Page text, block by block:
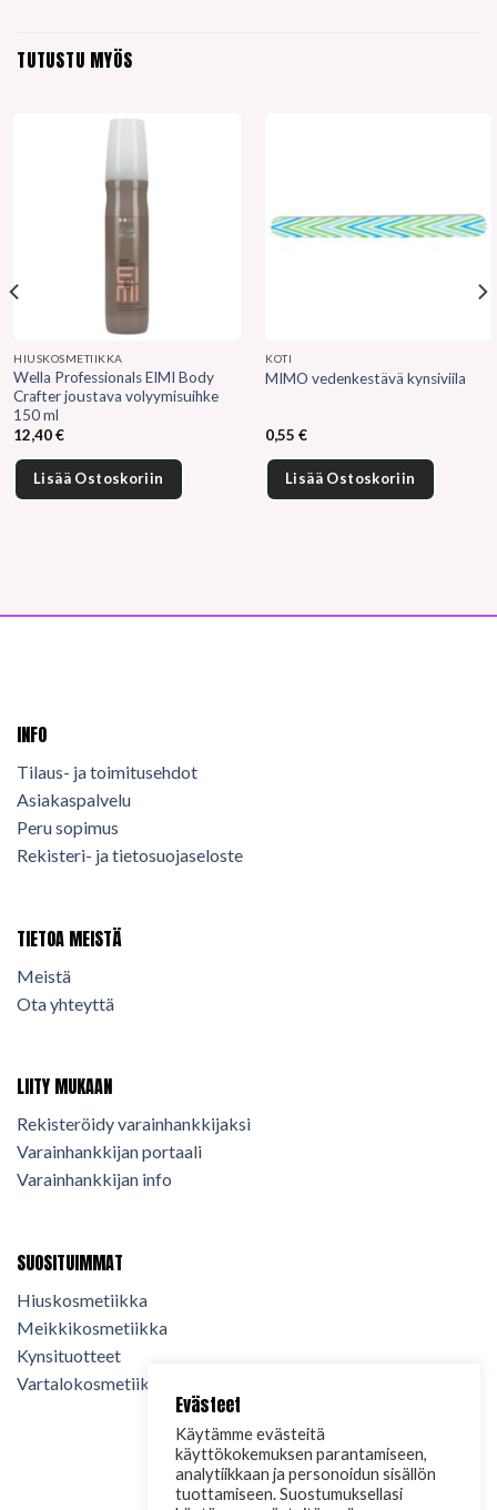
TUTUSTU MYÖS
HIUSKOSMETIIKKA
Wella Professionals EIMI Body
Crafter joustava volyymisuihke
150 ml
12,40€
Lisää Ostoskoriin
KOTI
MIMO vedenkestävä kynsiviila
0,55€
Lisää Ostoskoriin
INFO
Tilaus- ja toimitusehdot
Asiakaspalvelu
Peru sopimus
Rekisteri- ja tietosuojaseloste
TIETOA MEISTÄ
Meistä
Ota yhteyttä
LIITY MUKAAN
Rekisteröidy varainhankkijaksi
Varainhankkijan portaali
Varainhankkijan info
SUOSITUIMMAT
Hiuskosmetiikka
Meikkikosmetiikka
Kynsituotteet
Vartalokosmetiikka
Evästeet
Käytämme evästeitä
käyttökokemuksen parantamiseen,
analytiikkaan ja personoidun sisällön
tuottamiseen. Suostumuksellasi